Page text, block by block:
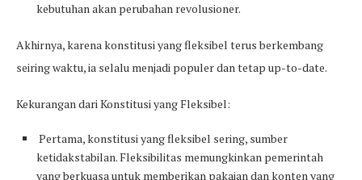
kebutuhan akan perubahan revolusioner.
Akhirnya, karena konstitusi yang fleksibel terus berkembang
seiring waktu, ia selalu menjadi populer dan tetap up-to-date.
Kekurangan dari Konstitusi yang Fleksibel:
Pertama, konstitusi yang fleksibel sering, sumber
ketidakstabilan. Fleksibilitas memungkinkan pemerintah
yang berkuasa untuk memberikan pakaian dan konten yang